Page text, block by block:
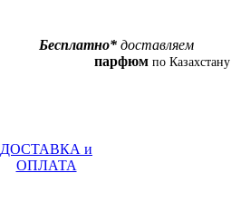
Бесплатно* доставляем
парфюм по Казахстану
ДОСТАВКА и
ОПЛАТА